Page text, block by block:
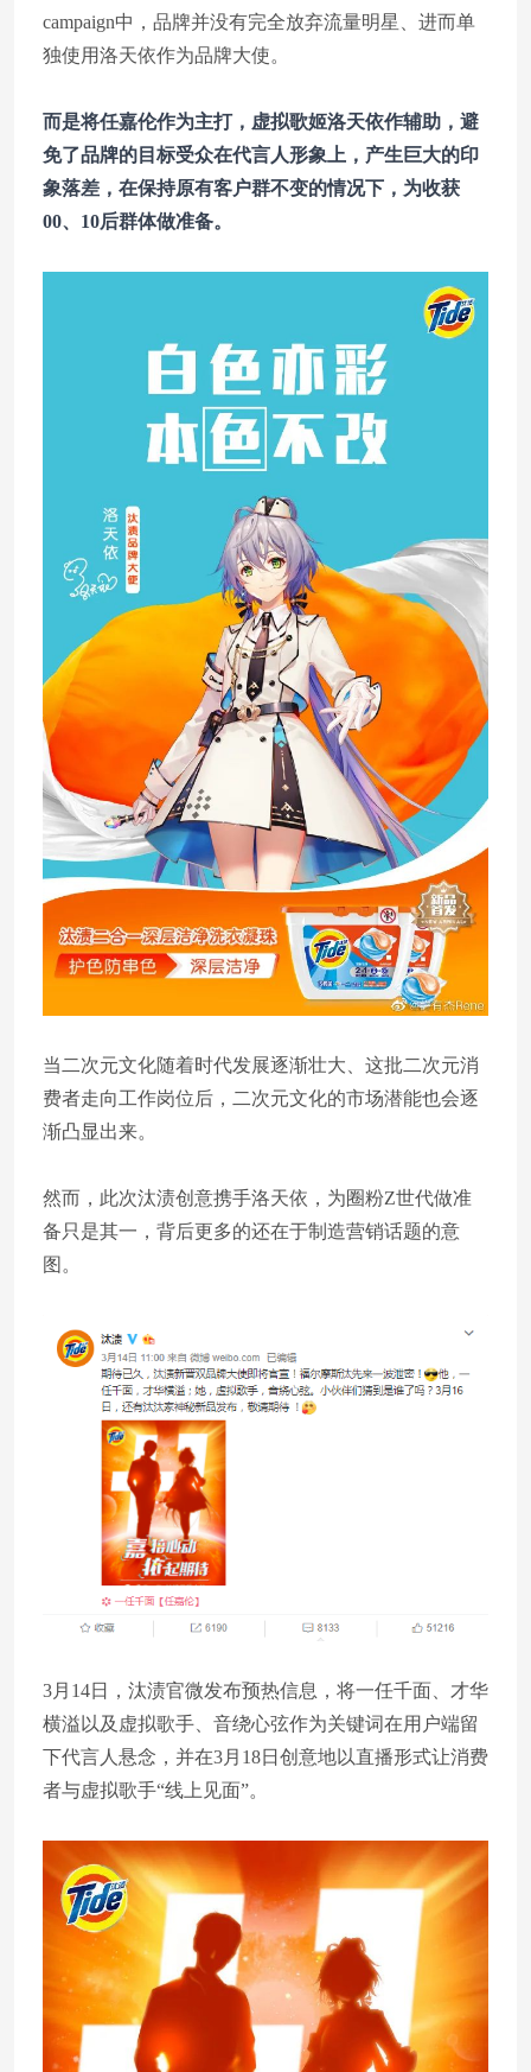
campaign中，品牌并没有完全放弃流量明星、进而单
独使用洛天依作为品牌大使。
而是将任嘉伦作为主打，虚拟歌姬洛天依作辅助，避
免了品牌的目标受众在代言人形象上，产生巨大的印
象落差，在保持原有客户群不变的情况下，为收获
00、10后群体做准备。
当二次元文化随着时代发展逐渐壮大、这批二次元消
费者走向工作岗位后，二次元文化的市场潜能也会逐
渐凸显出来。
然而，此次汰渍创意携手洛天依，为圈粉Z世代做准
备只是其一，背后更多的还在于制造营销话题的意
图。
3月14日，汰渍官微发布预热信息，将一任千面、才华
横溢以及虚拟歌手、音绕心弦作为关键词在用户端留
下代言人悬念，并在3月18日创意地以直播形式让消费
者与虚拟歌手“线上见面”。